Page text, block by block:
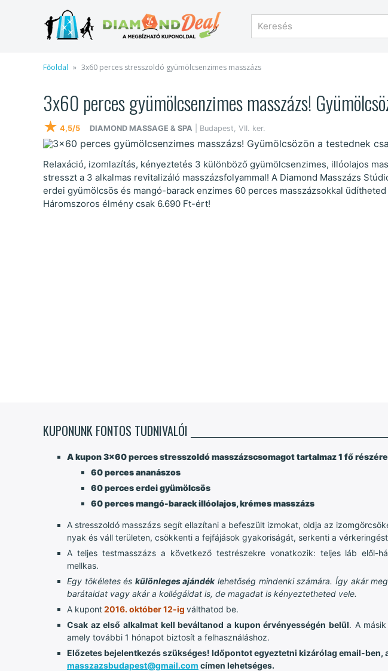
Főoldal 3x60 perces stresszoldó gyümölcsenzimes masszázs
3x60 perces gyümölcsenzimes masszázs!
★ 4,5/5 DIAMOND MASSAGE & SPA | Budapest, VII. ker.
Relaxáció, izomlazítás, kényeztetés 3 különböző gyümölcsenzimes, illóolajos
stresszt a 3 alkalmas revitalizáló masszázsfolyammal! A Diamond Masszázs
erdei gyümölcsös és mangó-barack enzimes 60 perces masszázsokkal
Háromszoros élmény csak 6.690 Ft-ért!
KUPONUNK FONTOS TUDNIVALÓI
A kupon 3x60 perces stresszoldó masszázscsomagot tartalmaz 1 fő
60 perces ananászos
60 perces erdei gyümölcsös
60 perces mangó-barack illóolajos, krémes masszázs
A stresszoldó masszázs segít ellazítani a befeszült izmokat, oldja az
nyak és váll területen, csökkenti a fejfájások gyakoriságát, serkenti a
A teljes testmasszázs a következő testrészekre vonatkozik: teljes láb elől-
mellkas.
Egy tökéletes és különleges ajándéklehetőség mindenki számára. Így akár
barátaidat vagy akár a kollégáidat is, de magadat is kényeztetheted vele.
A kupont2016. október 12-ig válthatod be.
Csak az első alkalmat kell beváltanod a kupon érvényességén belül. A
amely további 1 hónapot biztosít a felhasználáshoz.
Előzetes bejelentkezés szükséges! Időpontot egyeztetni kizárólag email-ben,
masszazsbudapest@gmail.com címen lehetséges.